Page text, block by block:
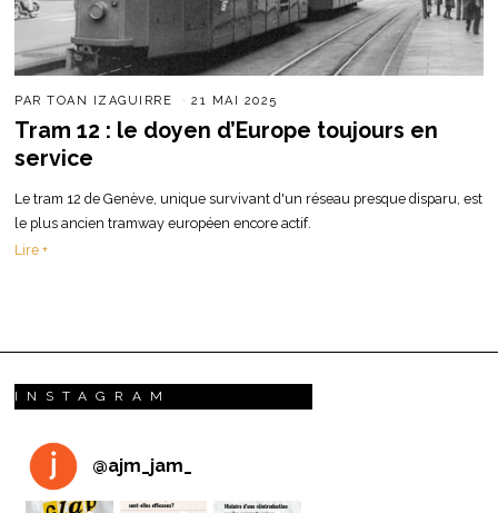
PARTOAN IZAGUIRRE 21 MAI 2025
Tram 12 : le doyen d’Europe toujours en
service
Le tram 12 de Genève, unique survivant d'un réseau presque disparu, est
le plus ancien tramway européen encore actif.
Lire +
INSTAGRAM
@ajm_jam_